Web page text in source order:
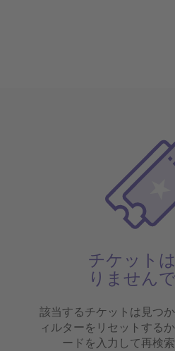
チケット
りません
該当するチケットは見つ
ィルターをリセットする
ードを入力して再検